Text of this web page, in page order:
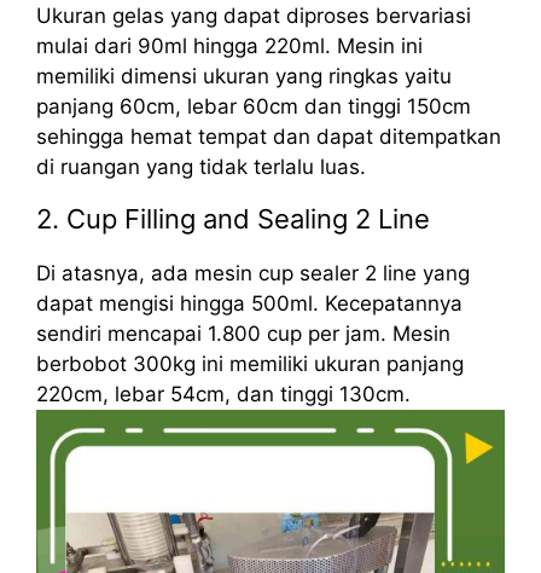
Ukuran gelas yang dapat diproses bervariasi
mulai dari 90ml hingga 220ml. Mesin ini
memiliki dimensi ukuran yang ringkas yaitu
panjang 60cm, lebar 60cm dan tinggi 150cm
sehingga hemat tempat dan dapat ditempatkan
di ruangan yang tidak terlalu luas.
2. Cup Filling and Sealing 2 Line
Di atasnya, ada mesin cup sealer 2 line yang
dapat mengisi hingga 500ml. Kecepatannya
sendiri mencapai 1.800 cup per jam. Mesin
berbobot 300kg ini memiliki ukuran panjang
220cm, lebar 54cm, dan tinggi 130cm.